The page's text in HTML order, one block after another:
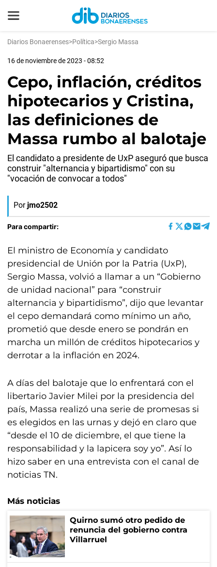
Diarios Bonaerenses>Política>Sergio Massa
16 de noviembre de 2023 - 08:52
Cepo, inflación, créditos
hipotecarios y Cristina,
las definiciones de
Massa rumbo al balotaje
El candidato a presidente de UxP aseguró que busca
construir "alternancia y bipartidismo" con su
"vocación de convocar a todos"
Por jmo2502
Para compartir:
El ministro de Economía y candidato
presidencial de Unión por la Patria (UxP),
Sergio Massa, volvió a llamar a un “Gobierno
de unidad nacional” para “construir
alternancia y bipartidismo”, dijo que levantar
el cepo demandará como mínimo un año,
prometió que desde enero se pondrán en
marcha un millón de créditos hipotecarios y
derrotar a la inflación en 2024.
A días del balotaje que lo enfrentará con el
libertario Javier Milei por la presidencia del
país, Massa realizó una serie de promesas si
es elegidos en las urnas y dejó en claro que
“desde el 10 de diciembre, el que tiene la
responsabilidad y la lapicera soy yo”. Así lo
hizo saber en una entrevista con el canal de
noticias TN.
Más noticias
Quirno sumó otro pedido de
renuncia del gobierno contra
Villarruel